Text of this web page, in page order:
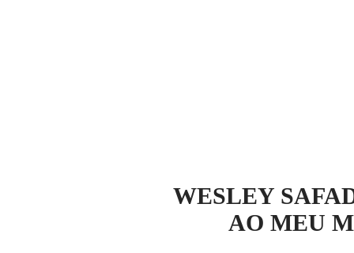
WESLEY
AO MEU